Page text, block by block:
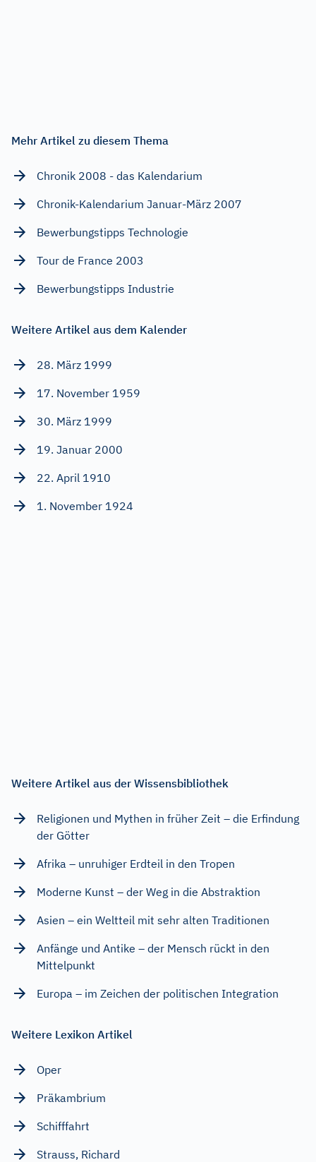
Mehr Artikel zu diesem Thema
Chronik 2008 - das Kalendarium
Chronik-Kalendarium Januar-März 2007
Bewerbungstipps Technologie
Tour de France 2003
Bewerbungstipps Industrie
Weitere Artikel aus dem Kalender
28. März 1999
17. November 1959
30. März 1999
19. Januar 2000
22. April 1910
1. November 1924
Weitere Artikel aus der Wissensbibliothek
Religionen und Mythen in früher Zeit – die Erfindung
der Götter
Afrika – unruhiger Erdteil in den Tropen
Moderne Kunst – der Weg in die Abstraktion
Asien – ein Weltteil mit sehr alten Traditionen
Anfänge und Antike – der Mensch rückt in den
Mittelpunkt
Europa – im Zeichen der politischen Integration
Weitere Lexikon Artikel
Oper
Präkambrium
Schifffahrt
Strauss, Richard